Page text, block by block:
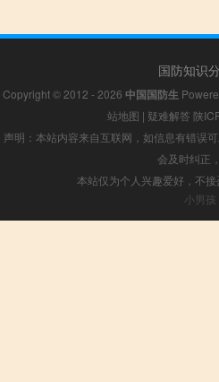
国防知识
Copyright © 2012 - 2026 中国国防生
站地图 | 疑难解答 陕
声明：本站内容来自互联网，如信息有错误
会及时纠正
本站仅为个人兴趣爱好，不
小男孩